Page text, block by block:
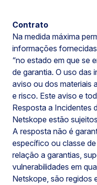
Contrato
Na medida máxima
informações
“no estado em que se
de garantia. O uso das
aviso ou dos materiais
e risco. Este aviso e
Resposta a Incidentes
Netskope estão
A resposta não é
específico ou classe
relação a garantias,
vulnerabilidades em
Netskope, são regidos